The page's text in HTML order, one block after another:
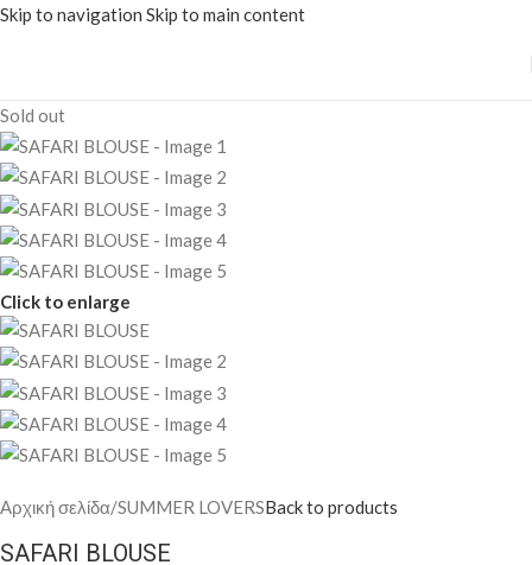
Skip to navigation Skip to main content
Sold out
Click to enlarge
Αρχική σελίδα/SUMMER LOVERSBack to products
SAFARI BLOUSE